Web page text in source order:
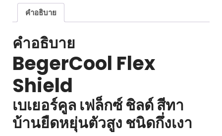
คำอธิบาย
คำอธิบาย
BegerCool Flex
Shield
เบเยอร์คูล เฟล็กซ์ ชิลด์ สีทา
บ้านยืดหยุ่นตัวสูง ชนิดกึ่งเงา